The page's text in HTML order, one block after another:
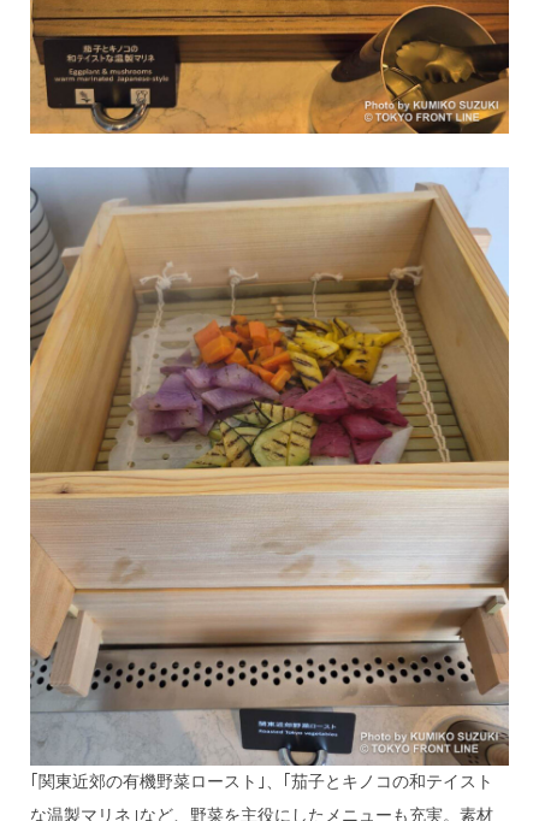
｢関東近郊の有機野菜ロースト｣、｢茄子とキノコの和テイスト
な温製マリネ｣など、野菜を主役にしたメニューも充実。素材